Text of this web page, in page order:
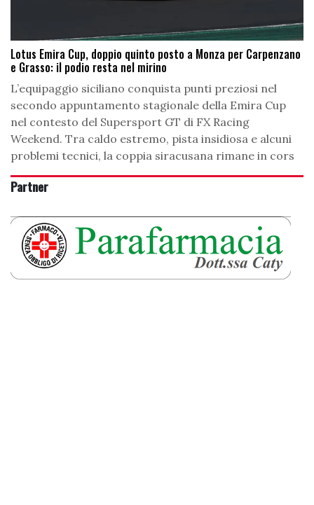
Lotus Emira Cup, doppio quinto posto a Monza per Carpenzano
e Grasso: il podio resta nel mirino
L’equipaggio siciliano conquista punti preziosi nel
secondo appuntamento stagionale della Emira Cup
nel contesto del Supersport GT di FX Racing
Weekend. Tra caldo estremo, pista insidiosa e alcuni
problemi tecnici, la coppia siracusana rimane in cors
Partner